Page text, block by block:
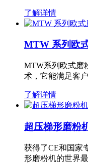
了解详情
MTW 系列欧
MTW系列欧式磨
术，它能满足客
了解详情
超压梯形磨粉
获得了CE和国家
形磨粉机的世界